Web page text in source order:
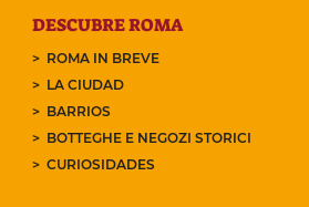
DESCUBRE ROMA
ROMA IN BREVE
LA CIUDAD
BARRIOS
BOTTEGHE E NEGOZI STORICI
CURIOSIDADES